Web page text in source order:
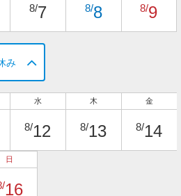
8/7 8/8 8/9
み
水
8/12
木
8/13
金
8/14
日
16